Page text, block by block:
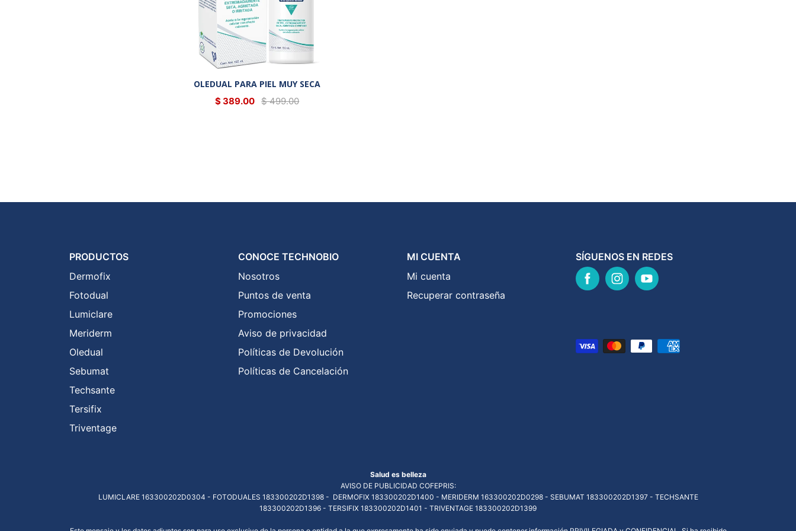
OLEDUAL PARA PIEL MUY SECA
$ 389.00 $ 499.00
PRODUCTOS
Dermofix
Fotodual
Lumiclare
Meriderm
Oledual
Sebumat
Techsante
Tersifix
Triventage
CONOCE TECHNOBIO
Nosotros
Puntos de venta
Promociones
Aviso de privacidad
Políticas de Devolución
Políticas de Cancelación
MI CUENTA
Mi cuenta
Recuperar contraseña
SÍGUENOS EN REDES
Salud es belleza
AVISO DE PUBLICIDAD COFEPRIS:
LUMICLARE 163300202D0304 - FOTODUALES 183300202D1398 - DERMOFIX 183300202D1400 - MERIDERM 163300202D0298 - SEBUMAT 183300202D1397 - TECHSANTE
183300202D1396 - TERSIFIX 183300202D1401 - TRIVENTAGE 183300202D1399